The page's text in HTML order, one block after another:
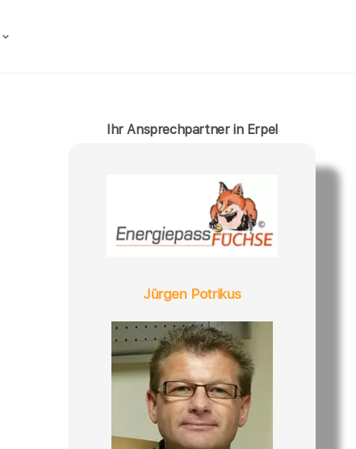
Ihr Ansprechpartner in Erpel
Jürgen Potrikus